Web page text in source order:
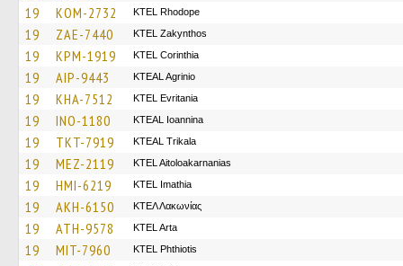
19 KOM-2732 KTEL Rhodope
19 ZAE-7440 KTEL Zakynthos
19 KPM-1919 KTEL Corinthia
19 AIP-9443 KTEAL Agrinio
19 KHA-7512 ΚΤΕL Evritania
19 INO-1180 KTEAL Ioannina
19 TKT-7919 KTEAL Trikala
19 MEZ-2119 KTEL Aitoloakarnanias
19 HMI-6219 KTEL Imathia
19 AKH-6150 ΚΤΕΛ Λακωνίας
19 ATH-9578 KTEL Arta
19 MIT-7960 ΚΤΕL Phthiotis